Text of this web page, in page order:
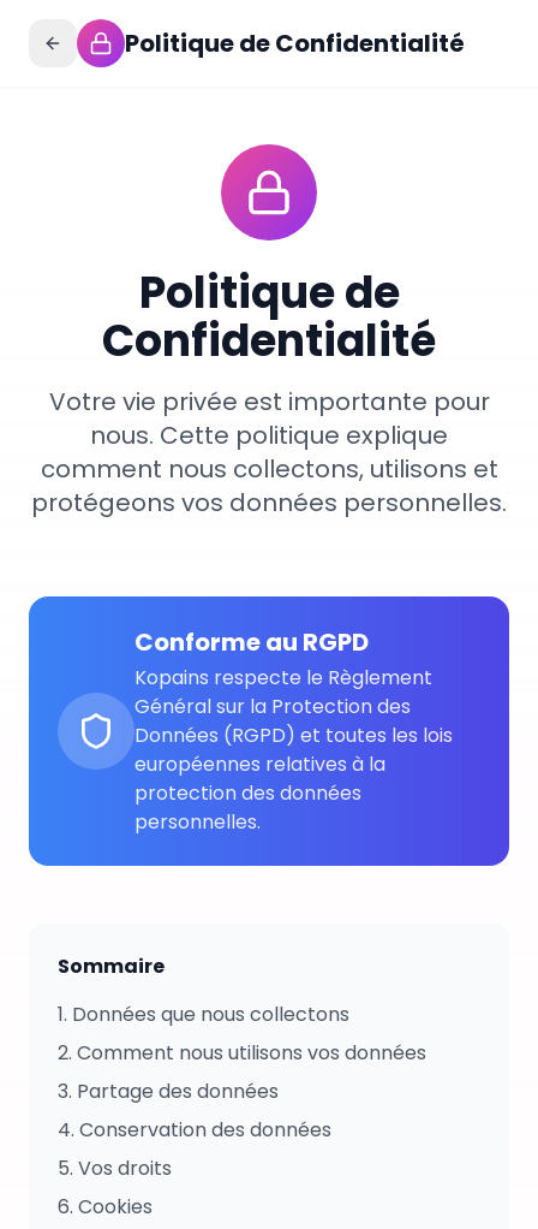
Politique de Confidentialité
Politique de
Confidentialité
Votre vie privée est importante pour
nous. Cette politique explique
comment nous collectons, utilisons et
protégeons vos données personnelles.
Conforme au RGPD
Kopains respecte le Règlement
Général sur la Protection des
Données (RGPD) et toutes les lois
européennes relatives à la
protection des données
personnelles.
Sommaire
1. Données que nous collectons
2. Comment nous utilisons vos données
3. Partage des données
4. Conservation des données
5. Vos droits
6. Cookies